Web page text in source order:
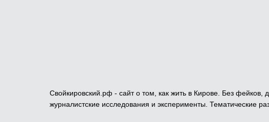
Свойкировский.рф - сайт о том, как жить в Кирове. Без
журналистские исследования и эксперименты. Тематические